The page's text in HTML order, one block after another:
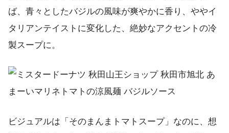
ば、青々としたバジルの風味が爽やかに香り、ややイ
タリアンテイストに変化した、絶妙なアクセントの冷
製スープに。
ビジュアルは「そのまんまトマトスープ」なのに、想